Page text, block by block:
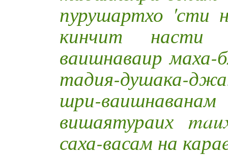
пурушартхо 'сти
кинчит насти
ваишнаваир маха-
тадия-душака-
шри-
вишаятураих
саха-васам на